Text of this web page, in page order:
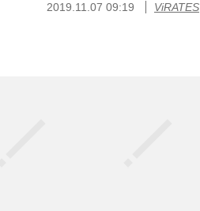
2019.11.07 09:19 ViRATES